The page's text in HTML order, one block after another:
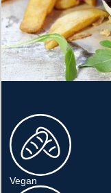
Vegan